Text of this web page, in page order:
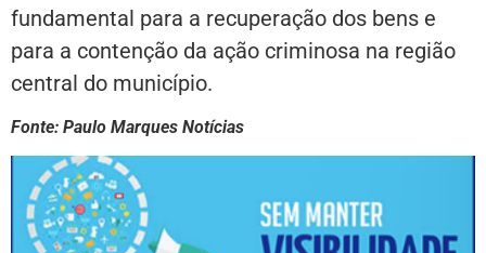
fundamental para a recuperação dos bens e
para a contenção da ação criminosa na região
central do município.
Fonte: Paulo Marques Notícias